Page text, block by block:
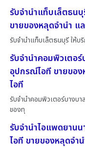
รับจำนำแท็บเล็ตธน
ขายของหลุดจำนำ แ
รับจำนำแท็บเล็ตธนบุรี ให้บ
รับจำนำคอมพิวเตอ
อุปกรณ์ไอที ขายขอ
ไอที
รับจำนำคอมพิวเตอร์บางบา
ของทุ
รับจำนำไอแพดยาน
ไอที ขายของหลุดจำ